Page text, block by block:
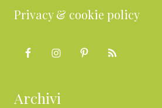
Privacy & cookie policy
Archivi